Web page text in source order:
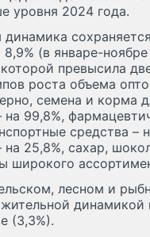
уровня 2024 года.
(в январе-
превысила
роста объема
семена и корма
на 99,8%,
средства
25,8%, сахар,
широкого
лесном и
динамикой
(3,3%).